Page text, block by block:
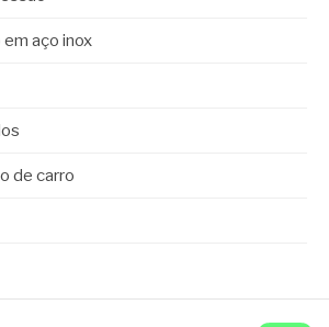
aço inox
de carro